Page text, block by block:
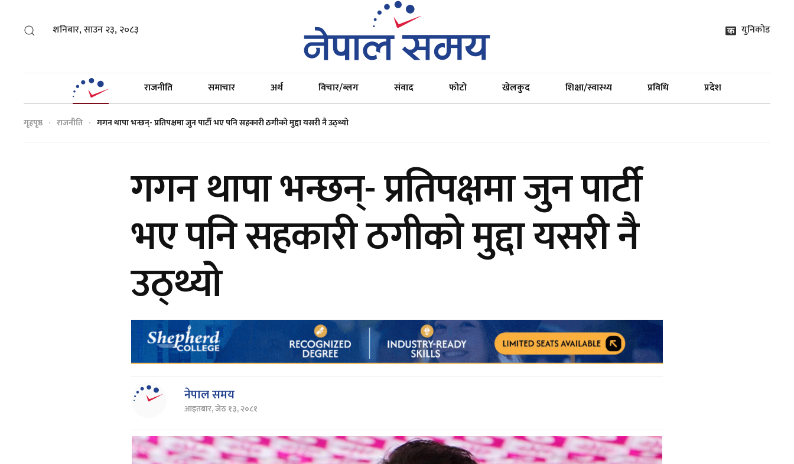
शनिबार, साउन २३, २०८३ युनिकोड
राजनीति समाचार अर्थ विचार/ब्लग संवाद फोटो खेलकुद शिक्षा/स्वास्थ्य प्रविधि प्रदेश
गृहपृष्ठ राजनीति गगन थापा भन्छन्- प्रतिपक्षमा जुन पार्टी भए पनि सहकारी ठगीको मुद्दा यसरी नै उठ्थ्यो
गगन थापा भन्छन्- प्रतिपक्षमा जुन पार्टी
भए पनि सहकारी ठगीको मुद्दा यसरी नै
उठ्थ्यो
नेपाल समय
आइतबार, जेठ १३, २०८१